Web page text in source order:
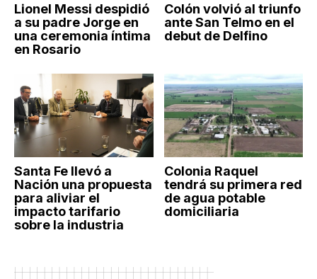
Lionel Messi despidió
a su padre Jorge en
una ceremonia íntima
en Rosario
Colón volvió al triunfo
ante San Telmo en el
debut de Delfino
Santa Fe llevó a
Nación una propuesta
para aliviar el
impacto tarifario
sobre la industria
Colonia Raquel
tendrá su primera red
de agua potable
domiciliaria